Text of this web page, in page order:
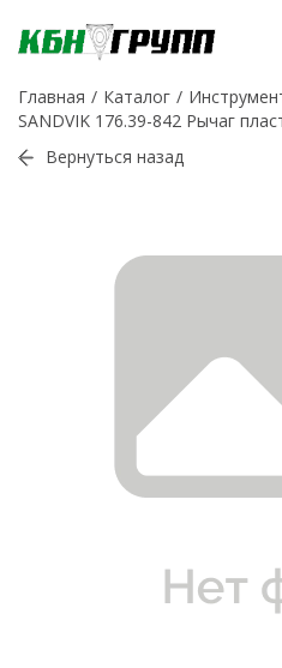
Главная Каталог
SANDVIK 176.39-842 Рычаг
Вернуться назад